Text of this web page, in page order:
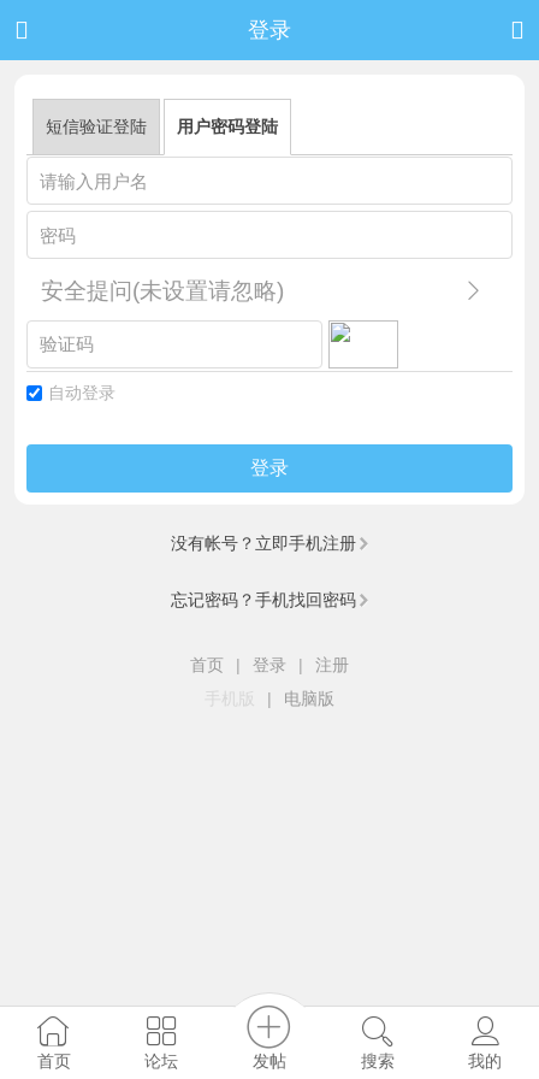
 登录 
短信验证登陆 用户密码登陆
安全提问(未设置请忽略)
自动登录
登录
没有帐号？立即手机注册
忘记密码？手机找回密码
首页 | 登录 |
注册
手机版
| 电脑版
首页 论坛 发帖 搜索 我的